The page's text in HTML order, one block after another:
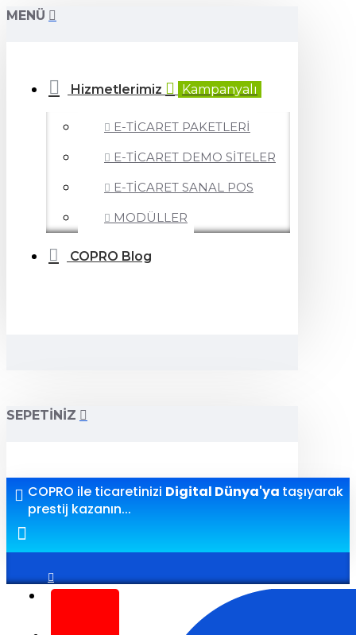
MENÜ
Hizmetlerimiz Kampanyalı
E-TİCARET PAKETLERİ
E-TİCARET DEMO SİTELER
E-TİCARET SANAL POS
MODÜLLER
COPRO Blog
SEPETINIZ
COPRO ile ticaretinizi Digital Dünya'ya taşıyarak
prestij kazanın...
Giriş yap